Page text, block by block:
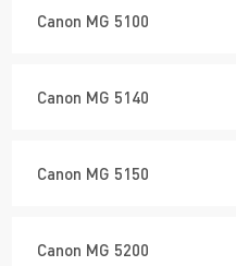
Canon MG 5100
Canon MG 5140
Canon MG 5150
Canon MG 5200